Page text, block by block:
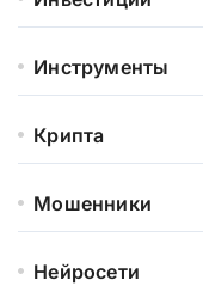
Инструменты
Крипта
Мошенники
Нейросети